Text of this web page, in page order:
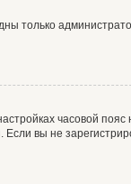
только
часовой пояс
Если вы не